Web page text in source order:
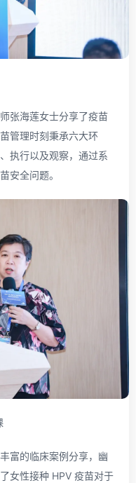
张海莲女士分享了疫苗
管理时刻秉承六大环
执行以及观察，通过系
安全问题。
富的临床案例分享，幽
女性接种 HPV 疫苗对于